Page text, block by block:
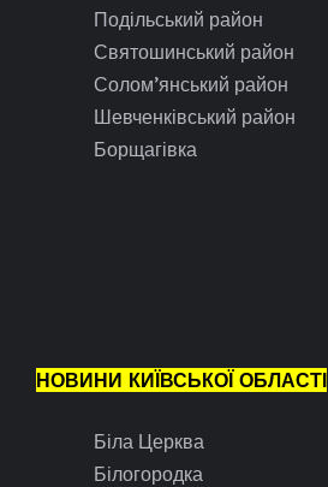
Подільський район
Святошинський район
Солом’янський район
Шевченківський район
Борщагівка
НОВИНИ КИЇВСЬКОЇ ОБЛАСТІ
Біла Церква
Білогородка